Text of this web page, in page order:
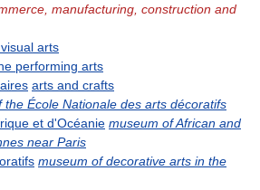
manufacturing, construction and
arts
performing arts
arts and crafts
the École Nationale des arts décoratifs
et d'Océanie museum of African and
near Paris
museum of decorative arts in the